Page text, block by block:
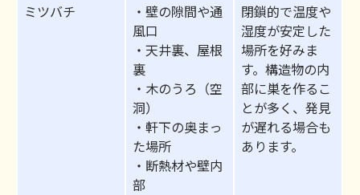
ミツバチ
・壁の隙間や通
風口
・天井裏、屋根
裏
・木のうろ（空
洞）
・軒下の奥まっ
た場所
・断熱材や壁内
部
閉鎖的で温度や
湿度が安定した
場所を好みま
す。構造物の内
部に巣を作るこ
とが多く、発見
が遅れる場合も
あります。